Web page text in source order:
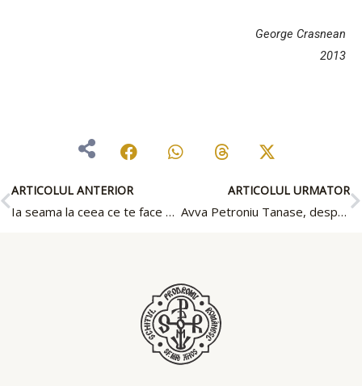
George Crasnean
2013
Prev
ARTICOLUL ANTERIOR
Ia seama la ceea ce te face să cazi
ARTICOLUL URMATOR
Avva Petroniu Tanase, despre rai şi iad